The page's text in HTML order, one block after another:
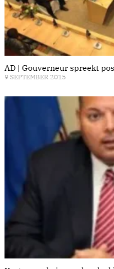
AD | Gouverneur spreekt
9 SEPTEMBER 2015